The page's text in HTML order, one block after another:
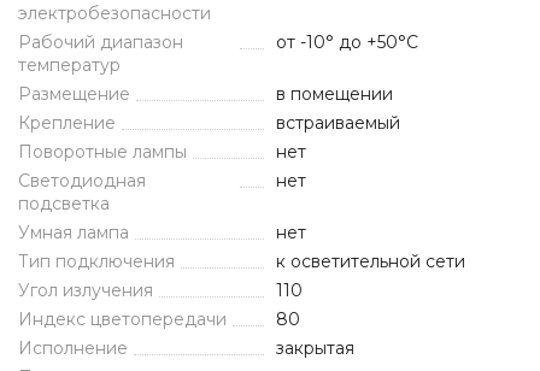
электробезопасности
Рабочий диапазон
температур
от -10° до +50°С
Размещение
в помещении
Крепление
встраиваемый
Поворотные лампы
нет
Светодиодная
подсветка
нет
Умная лампа
нет
Тип подключения
к осветительной сети
Угол излучения
110
Индекс цветопередачи
80
Исполнение
закрытая